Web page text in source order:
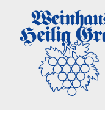
content